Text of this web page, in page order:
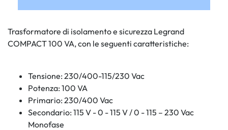
Trasformatore di isolamento e sicurezza Legrand
COMPACT 100 VA, con le seguenti caratteristiche:
Tensione: 230/400-115/230 Vac
Potenza: 100 VA
Primario: 230/400 Vac
Secondario: 115 V - 0 - 115 V / 0 - 115 – 230 Vac
Monofase